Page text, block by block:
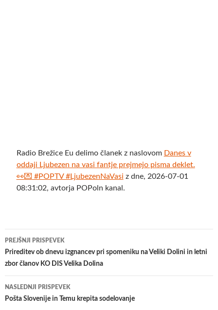
Radio Brežice Eu delimo članek z naslovom Danes v
oddaji Ljubezen na vasi fantje prejmejo pisma deklet.
👀💌 #POPTV #LjubezenNaVasi z dne, 2026-07-01
08:31:02, avtorja POPoln kanal.
Krmarjenje
po
PREJŠNJI PRISPEVEK
Prireditev ob dnevu izgnancev pri spomeniku na Veliki Dolini in letni
zbor članov KO DIS Velika Dolina
NASLEDNJI PRISPEVEK
Pošta Slovenije in Temu krepita sodelovanje